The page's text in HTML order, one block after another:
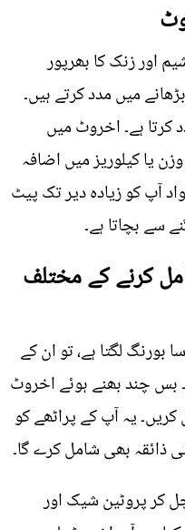
اور زنک کا بھرپور
میں مدد کرتے ہیں۔
کرتا ہے۔ اخروٹ میں
یا کیلوریز میں اضافہ
آپ کو زیادہ دیر تک پیٹ
سے بچاتا ہے۔
کرنے کے مختلف
بورنگ لگتا ہے، تو ان کے
بس چند بھنے ہوئے اخروٹ
یہ آپ کے پراٹھے کو
ذائقہ بھی شامل کرے گا۔
کر پروٹین شیک اور